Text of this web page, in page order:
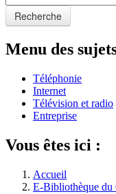
Recherche
Menu des
Téléphonie
Internet
Télévision et radio
Entreprise
Vous êtes ici :
Accueil
E-Bibliothèque du